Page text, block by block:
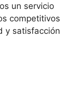
un servicio
competitivos
y satisfacción